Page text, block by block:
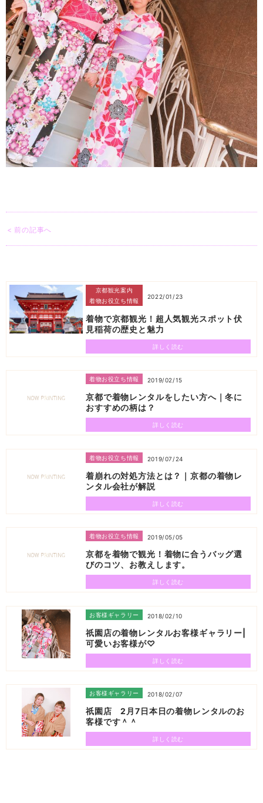
< 前の記事へ
京都観光案内
着物お役立ち情報
2022/01/23
着物で京都観光！超人気観光スポット伏
見稲荷の歴史と魅力
詳しく読む
着物お役立ち情報 2019/02/15
京都で着物レンタルをしたい方へ｜冬に
おすすめの柄は？
詳しく読む
着物お役立ち情報 2019/07/24
着崩れの対処方法とは？｜京都の着物レ
ンタル会社が解説
詳しく読む
着物お役立ち情報 2019/05/05
京都を着物で観光！着物に合うバッグ選
びのコツ、お教えします。
詳しく読む
お客様ギャラリー 2018/02/10
祇園店の着物レンタルお客様ギャラリー|
可愛いお客様が♡
詳しく読む
お客様ギャラリー 2018/02/07
祇園店 2月7日本日の着物レンタルのお
客様です＾＾
詳しく読む